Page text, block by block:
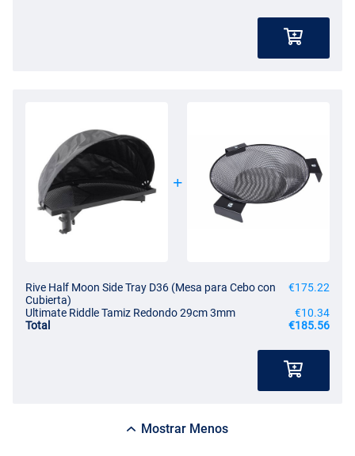
Rive Half Moon Side Tray D36 (Mesa para Cebo con
Cubierta)
€175.22
Ultimate Riddle Tamiz Redondo 29cm 3mm
€10.34
Total
€185.56
Mostrar Menos